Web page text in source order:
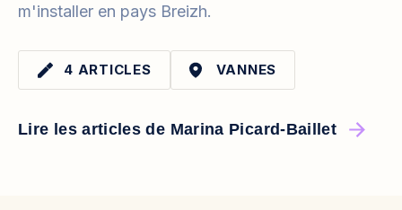
m'installer en pays Breizh.
4 ARTICLES VANNES
Lire les articles de Marina Picard-Baillet